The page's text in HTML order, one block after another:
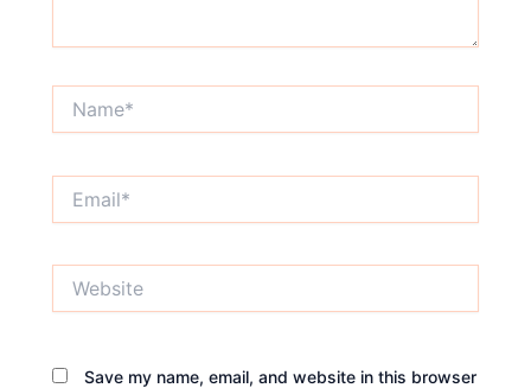
Save my name, email, and website in this browser